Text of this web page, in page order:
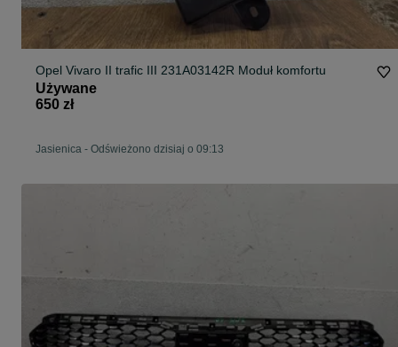
Opel Vivaro II trafic III 231A03142R Moduł komfortu
Używane
650 zł
Jasienica - Odświeżono dzisiaj o 09:13